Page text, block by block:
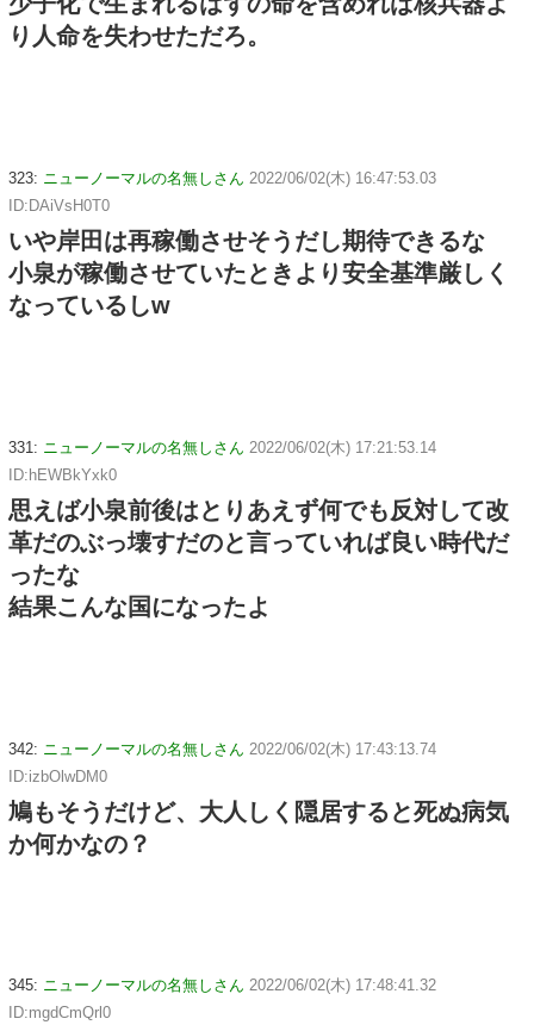
り人命を失わせただろ。
323: ニューノーマルの名無しさん 2022/06/02(木) 16:47:53.03
ID:DAiVsH0T0
いや岸田は再稼働させそうだし期待できるな
小泉が稼働させていたときより安全基準厳しく
なっているしw
331: ニューノーマルの名無しさん 2022/06/02(木) 17:21:53.14
ID:hEWBkYxk0
思えば小泉前後はとりあえず何でも反対して改
革だのぶっ壊すだのと言っていれば良い時代だ
ったな
結果こんな国になったよ
342: ニューノーマルの名無しさん 2022/06/02(木) 17:43:13.74
ID:izbOlwDM0
鳩もそうだけど、大人しく隠居すると死ぬ病気
か何かなの？
345: ニューノーマルの名無しさん 2022/06/02(木) 17:48:41.32
ID:mgdCmQrl0